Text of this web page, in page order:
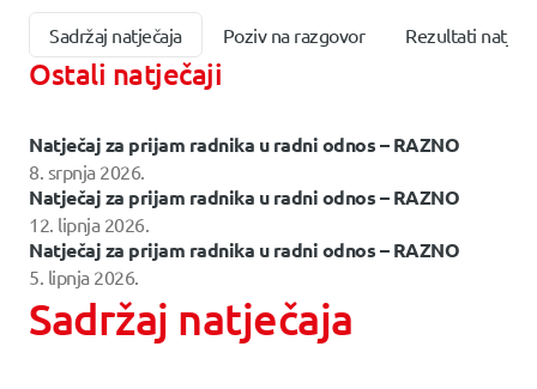
Sadržaj natječaja Poziv na razgovor Rezultati
Ostali natječaji
Natječaj za prijam radnika u radni odnos – RAZNO
8. srpnja 2026.
Natječaj za prijam radnika u radni odnos – RAZNO
12. lipnja 2026.
Natječaj za prijam radnika u radni odnos – RAZNO
5. lipnja 2026.
Sadržaj natječaja